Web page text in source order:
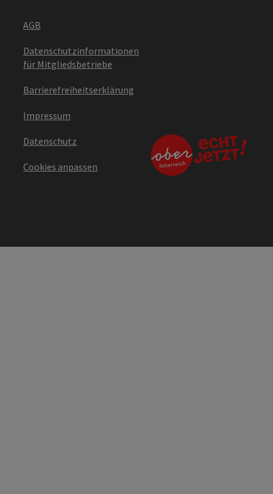
AGB
Datenschutzinformationen
für Mitgliedsbetriebe
Barrierefreiheitserklärung
Impressum
Datenschutz
Cookies anpassen